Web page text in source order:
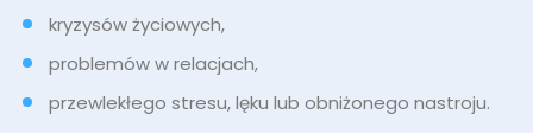
kryzysów życiowych,
problemów w relacjach,
przewlekłego stresu, lęku lub obniżonego nastroju.